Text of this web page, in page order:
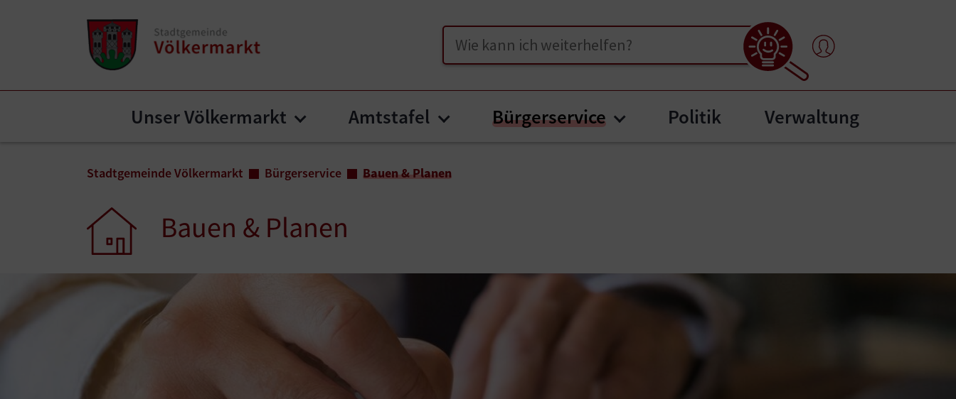
Suche
Unser Völkermarkt Submenu for "Unser Völkermarkt"
Amtstafel Submenu for "Amtstafel"
Bürgerservice Submenu for "Bürgerservice"
Politik Verwaltung
Stadtgemeinde Völkermarkt Bürgerservice Bauen & Planen
Bauen & Planen